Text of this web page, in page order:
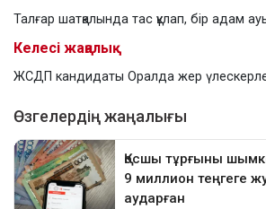
Талғар шатқалында тас құлап, бір адам
Келесі жаңалық
ЖСДП кандидаты Оралда жер